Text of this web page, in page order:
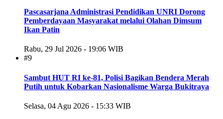
Pascasarjana Administrasi Pendidikan UNRI Dorong
Pemberdayaan Masyarakat melalui Olahan Dimsum
Ikan Patin
Rabu, 29 Jul 2026 - 19:06 WIB
#9
Sambut HUT RI ke-81, Polisi Bagikan Bendera Merah
Putih untuk Kobarkan Nasionalisme Warga Bukitraya
Selasa, 04 Agu 2026 - 15:33 WIB